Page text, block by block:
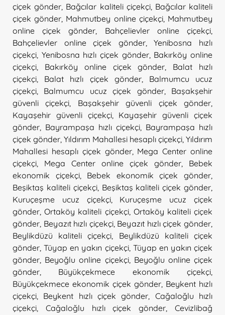
çiçek gönder Bağcılar kaliteli çiçekçi, Bağcılar kaliteli
çiçek gönder Mahmutbey online çiçekçi, Mahmutbey
online çiçek gönder
Bahçelievler online çiçekçi
Bahçelievler online çiçek gönder,Yenibosna hızlı
çiçekçi Yenibosna hızlı çiçek gönder, Bakırköy online
çiçekçi
Bakırköy online çiçek gönder
Balat hızlı
çiçekçi
Balat hızlı çiçek gönder, Balmumcu ucuz
çiçekçi
Balmumcu ucuz çiçek gönder, Başakşehir
güvenli çiçekçi
Başakşehir güvenli çiçek gönder
Kayaşehir güvenli çiçekçi, Kayaşehir güvenli çiçek
gönder Bayrampaşa hızlı çiçekçi Bayrampaşa hızlı
çiçek gönder Yıldırım Mahallesi hesaplı çiçekçi Yıldırım
Mahallesi hesaplı çiçek gönder, Mega Center online
çiçekçi
Mega Center online çiçek gönder
Bebek
ekonomik çiçekçi, Bebek ekonomik çiçek gönder
Beşiktaş kaliteli çiçekçi, Beşiktaş kaliteli çiçek gönder
Kuruçeşme ucuz çiçekçi, Kuruçeşme ucuz çiçek
gönder ,Ortaköy kaliteli çiçekçi, Ortaköy kaliteli çiçek
gönder Beyazıt hızlı çiçekçi, Beyazıt hızlı çiçek gönder
Beylikdüzü kaliteli çiçekçi
Beylikdüzü kaliteli çiçek
gönder ,Tüyap en yakın çiçekçi, Tüyap en yakın çiçek
gönder Beyoğlu online çiçekçi, Beyoğlu online çiçek
gönder
Büyükçekmece ekonomik çiçekçi
Büyükçekmece ekonomik çiçek gönder Beykent hızlı
çiçekçi
Beykent hızlı çiçek gönder
Cağaloğlu hızlı
çiçekçi
Cağaloğlu hızlı çiçek gönder ,Cevizlibağ